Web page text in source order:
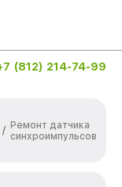
(812) 214-74-99
/ Ремонт датчика
синхроимпульсов